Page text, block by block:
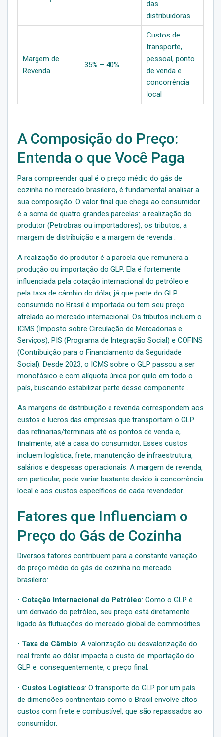
das
distribuidoras
Margem de
Revenda
35% – 40%
Custos de
transporte,
pessoal, ponto
de venda e
concorrência
local
A Composição do Preço:
Entenda o que Você Paga
Para compreender qual é o preço médio do gás de
cozinha no mercado brasileiro, é fundamental analisar a
sua composição. O valor final que chega ao consumidor
é a soma de quatro grandes parcelas: a realização do
produtor (Petrobras ou importadores), os tributos, a
margem de distribuição e a margem de revenda .
A realização do produtor é a parcela que remunera a
produção ou importação do GLP. Ela é fortemente
influenciada pela cotação internacional do petróleo e
pela taxa de câmbio do dólar, já que parte do GLP
consumido no Brasil é importada ou tem seu preço
atrelado ao mercado internacional. Os tributos incluem o
ICMS (Imposto sobre Circulação de Mercadorias e
Serviços), PIS (Programa de Integração Social) e COFINS
(Contribuição para o Financiamento da Seguridade
Social). Desde 2023, o ICMS sobre o GLP passou a ser
monofásico e com alíquota única por quilo em todo o
país, buscando estabilizar parte desse componente .
As margens de distribuição e revenda correspondem aos
custos e lucros das empresas que transportam o GLP
das refinarias/terminais até os pontos de venda e,
finalmente, até a casa do consumidor. Esses custos
incluem logística, frete, manutenção de infraestrutura,
salários e despesas operacionais. A margem de revenda,
em particular, pode variar bastante devido à concorrência
local e aos custos específicos de cada revendedor.
Fatores que Influenciam o
Preço do Gás de Cozinha
Diversos fatores contribuem para a constante variação
do preço médio do gás de cozinha no mercado
brasileiro:
• Cotação Internacional do Petróleo: Como o GLP é
um derivado do petróleo, seu preço está diretamente
ligado às flutuações do mercado global de commodities.
• Taxa de Câmbio: A valorização ou desvalorização do
real frente ao dólar impacta o custo de importação do
GLP e, consequentemente, o preço final.
• Custos Logísticos: O transporte do GLP por um país
de dimensões continentais como o Brasil envolve altos
custos com frete e combustível, que são repassados ao
consumidor.